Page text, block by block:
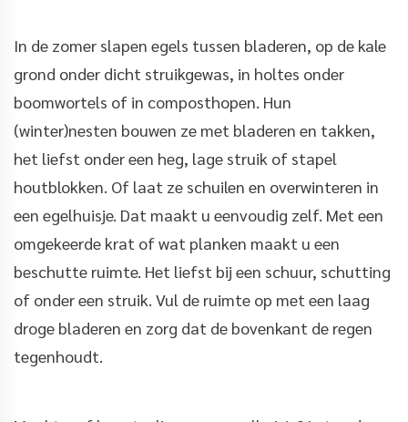
In de zomer slapen egels tussen bladeren, op de kale
grond onder dicht struikgewas, in holtes onder
boomwortels of in composthopen. Hun
(winter)nesten bouwen ze met bladeren en takken,
het liefst onder een heg, lage struik of stapel
houtblokken. Of laat ze schuilen en overwinteren in
een egelhuisje. Dat maakt u eenvoudig zelf. Met een
omgekeerde krat of wat planken maakt u een
beschutte ruimte. Het liefst bij een schuur, schutting
of onder een struik. Vul de ruimte op met een laag
droge bladeren en zorg dat de bovenkant de regen
tegenhoudt.